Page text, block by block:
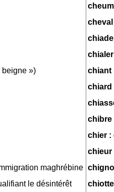
beigne »)
maghrébine
le désintérêt
cheval
chiant
chiard
chibre
chier :
chieur